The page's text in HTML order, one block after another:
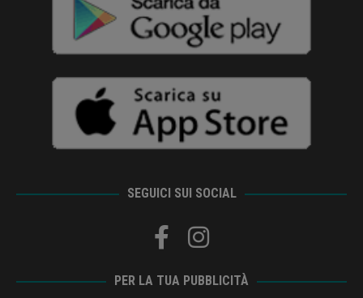
SEGUICI SUI SOCIAL
PER LA TUA PUBBLICITÀ